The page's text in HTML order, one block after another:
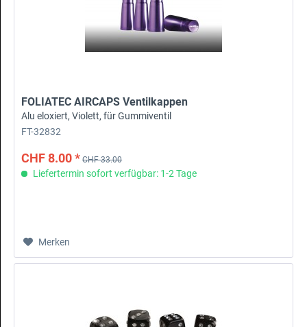
FOLIATEC AIRCAPS Ventilkappen
Alu eloxiert, Violett, für Gummiventil
FT-32832
CHF 8.00 * CHF 33.00
Liefertermin sofort verfügbar: 1-2 Tage
Merken